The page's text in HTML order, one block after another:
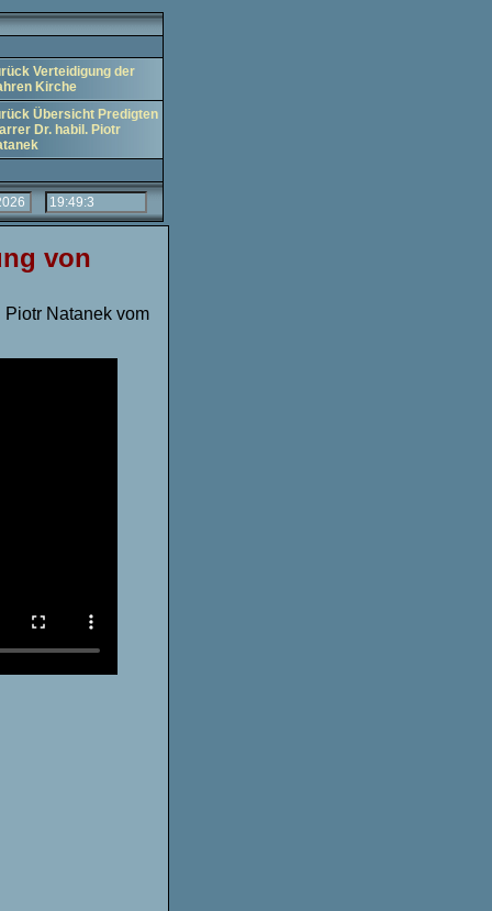
Verteidigung der
Kirche
Übersicht Predigten
Dr. habil. Piotr
von
Natanek vom